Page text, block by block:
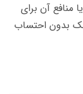
منافع آن برای
بدون احتساب